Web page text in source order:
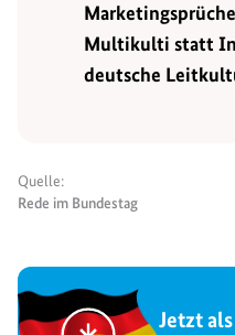
Multikulti statt
deutsche
Quelle:
Rede im Bundestag
Jetzt